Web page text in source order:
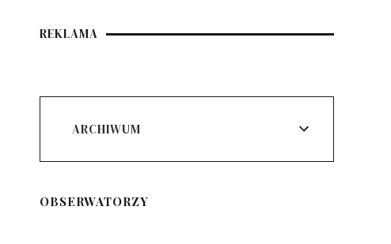
REKLAMA
ARCHIWUM
OBSERWATORZY